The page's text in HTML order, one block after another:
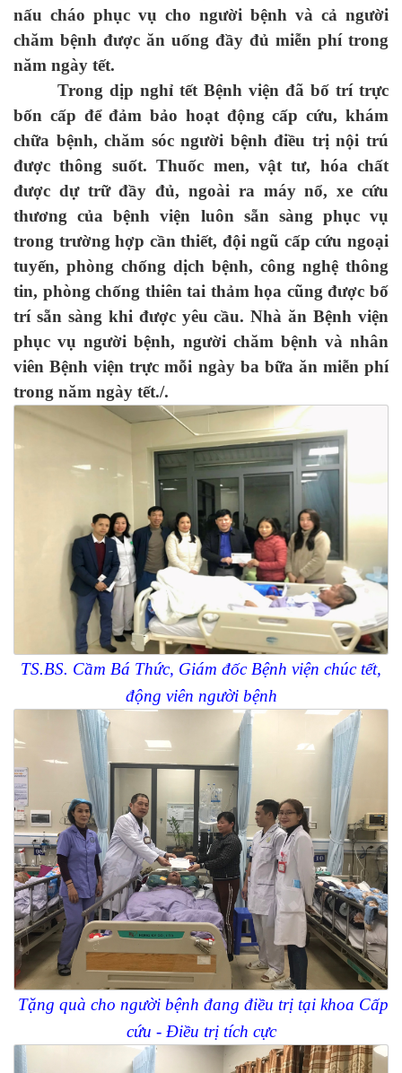
nấu cháo phục vụ cho người bệnh và cả người
chăm bệnh được ăn uống đầy đủ miễn phí trong
năm ngày tết.
Trong dịp nghỉ tết Bệnh viện đã bố trí trực
bốn cấp để đảm bảo hoạt động cấp cứu, khám
chữa bệnh, chăm sóc người bệnh điều trị nội trú
được thông suốt. Thuốc men, vật tư, hóa chất
được dự trữ đầy đủ, ngoài ra máy nổ, xe cứu
thương của bệnh viện luôn sẵn sàng phục vụ
trong trường hợp cần thiết, đội ngũ cấp cứu ngoại
tuyến, phòng chống dịch bệnh, công nghệ thông
tin, phòng chống thiên tai thảm họa cũng được bố
trí sẵn sàng khi được yêu cầu. Nhà ăn Bệnh viện
phục vụ người bệnh, người chăm bệnh và nhân
viên Bệnh viện trực mỗi ngày ba bữa ăn miễn phí
trong năm ngày tết./.
TS.BS. Cầm Bá Thức, Giám đốc Bệnh viện chúc tết,
động viên người bệnh
Tặng quà cho người bệnh đang điều trị tại khoa Cấp
cứu - Điều trị tích cực